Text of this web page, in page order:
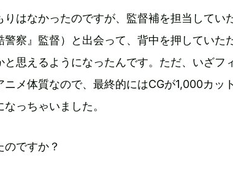
りはなかったのですが、監督補を担当してい
察』監督）と出会って、背中を押していた
思えるようになったんです。ただ、いざフ
メ体質なので、最終的にはCGが1,000カッ
っちゃいました。
ですか？